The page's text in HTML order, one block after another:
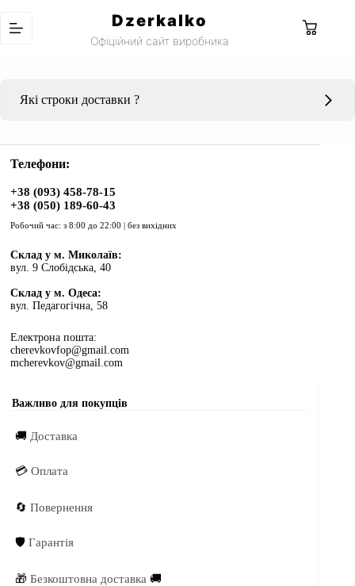
до
вмісту
Dzerkalko
Офіційний сайт виробника
Кошик
Які строки доставки ?
Самовивіз зі складу в Миколаєві:
15:00
Доставка на відділення Нової пошти чи адресна
Телефони:
+38 (093) 458-78-15
+38 (050) 189-60-43
Робочий час: з 8:00 до 22:00 | без вихідних
Склад у м. Миколаїв:
вул. 9 Слобідська, 40
Склад у м. Одеса:
вул. Педагогічна, 58
Електрона пошта:
cherevkovfop@gmail.com
mcherevkov@gmail.com
Важливо для покупців
🚚 Доставка
💳Оплата
🔄Повернення
🛡️Гарантія
🎁Безкоштовна доставка 🚚